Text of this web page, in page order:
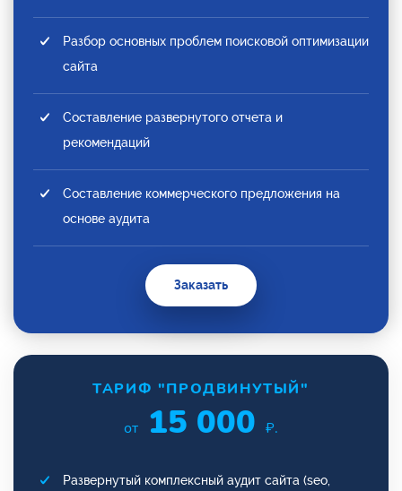
Разбор основных проблем поисковой оптимизации
сайта
Составление развернутого отчета и
рекомендаций
Составление коммерческого предложения на
основе аудита
Заказать
ТАРИФ "ПРОДВИНУТЫЙ"
от 15 000 ₽.
Развернутый комплексный аудит сайта (seo,